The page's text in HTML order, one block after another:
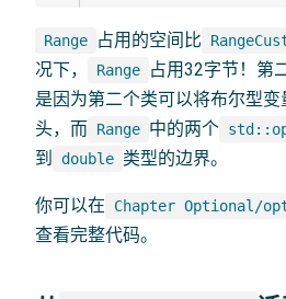
Range 占用的空间比
况下，
Range
占用32字节！第
是因为第二个类可以将布尔型变
头，而 Range 中的两个
到
double 类型的边界。
你可以在 Chapter Optional/
查看完整代码。